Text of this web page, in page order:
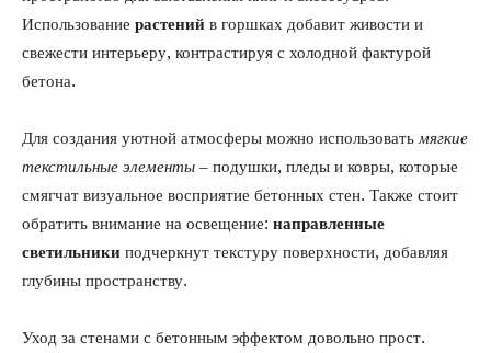
Использование растений в горшках добавит живости и
свежести интерьеру, контрастируя с холодной фактурой
бетона.
Для создания уютной атмосферы можно использоватьмягкие
текстильные элементы – подушки, пледы и ковры, которые
смягчат визуальное восприятие бетонных стен. Также стоит
обратить внимание на освещение: направленные
светильники подчеркнут текстуру поверхности, добавляя
глубины пространству.
Уход за стенами с бетонным эффектом довольно прост.